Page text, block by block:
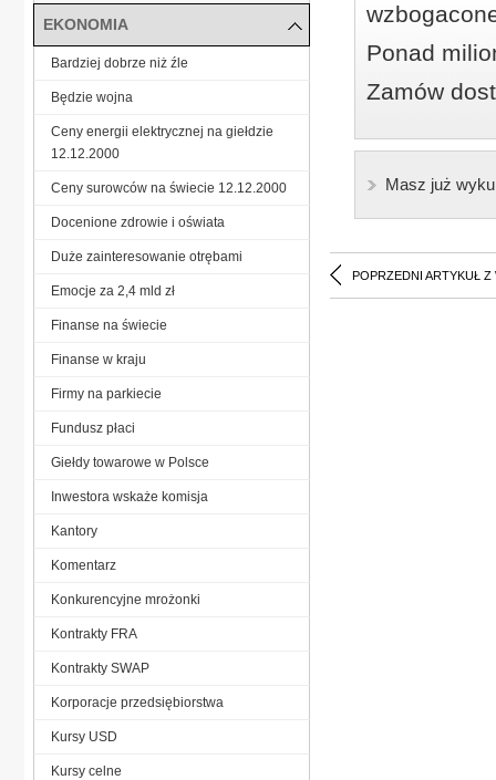
Ponad
Zamów
Masz już
POPRZEDNI ARTYKUŁ Z
EKONOMIA
Bardziej dobrze niż źle
Będzie wojna
Ceny energii elektrycznej na giełdzie
12.12.2000
Ceny surowców na świecie 12.12.2000
Docenione zdrowie i oświata
Duże zainteresowanie otrębami
Emocje za 2,4 mld zł
Finanse na świecie
Finanse w kraju
Firmy na parkiecie
Fundusz płaci
Giełdy towarowe w Polsce
Inwestora wskaże komisja
Kantory
Komentarz
Konkurencyjne mrożonki
Kontrakty FRA
Kontrakty SWAP
Korporacje przedsiębiorstwa
Kursy USD
Kursy celne